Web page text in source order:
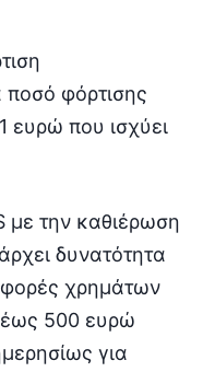
φόρτισης
ευρώ που ισχύει
με την καθιέρωση
δυνατότητα
χρημάτων
500 ευρώ
για